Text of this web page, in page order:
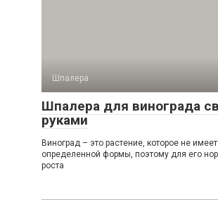
Шпалера
Шпалера для винограда
руками
Виноград – это растение, которое не имеет
определенной формы, поэтому для его
роста